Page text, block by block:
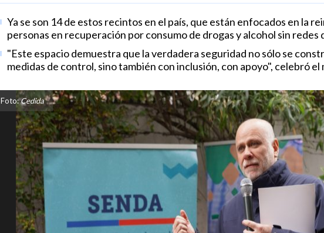
Ya se son 14 de estos recintos en el país, que están enfocados en la
personas en recuperación por consumo de drogas y alcohol sin redes
"Este espacio demuestra que la verdadera seguridad no sólo se
medidas de control, sino también con inclusión, con apoyo", celebró el
Foto:Cedida